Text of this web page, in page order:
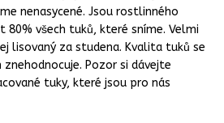
nenasycené. Jsou rostlinného
80% všech tuků, které sníme. Velmi
lisovaný za studena. Kvalita tuků se
Pozor si dávejte
tuky, které jsou pro nás